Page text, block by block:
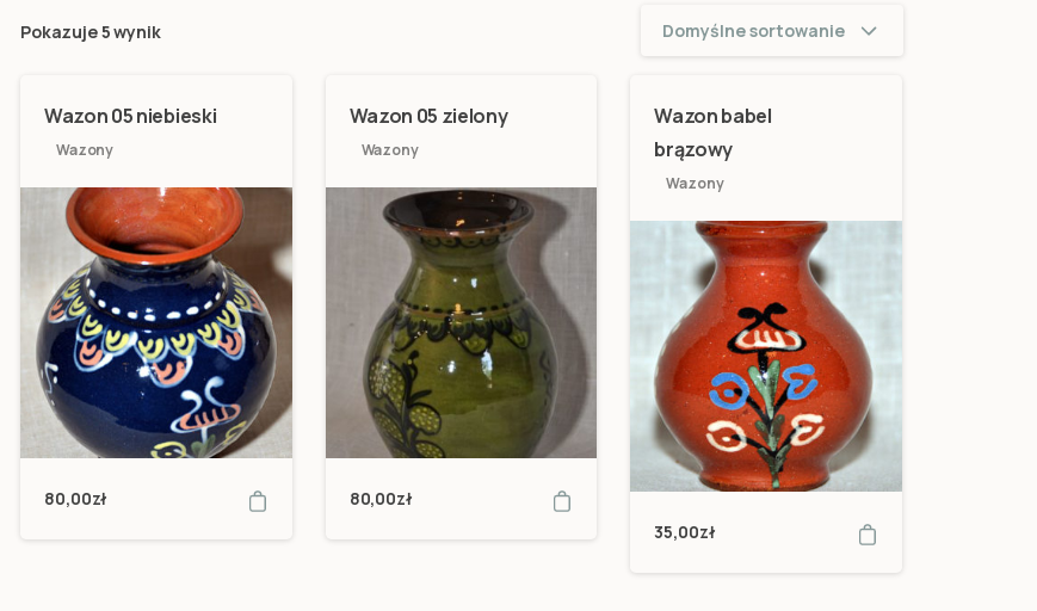
Pokazuje 5 wynik Domyślne sortowanie
Wazon 05 niebieski
Wazony
80,00zł
Wazon 05 zielony
Wazony
80,00zł
Wazon babel
brązowy
Wazony
35,00zł